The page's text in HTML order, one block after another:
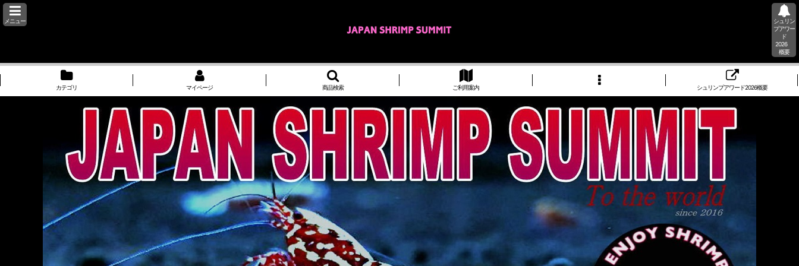
メニュー
シュリン
プアワー
ド
2026
概要
カテゴリ マイページ 商品検索 ご利用案内 シュリンプアワード2026概要